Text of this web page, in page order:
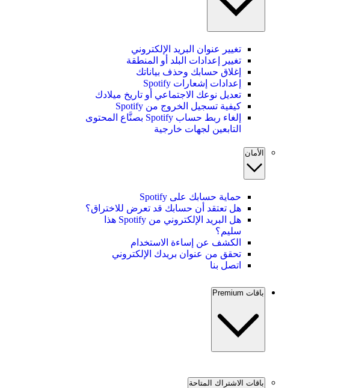
تغيير عنوان البريد الإلكتروني
تغيير إعدادات البلد أو المنطقة
إغلاق حسابك وحذف بياناتك
إعدادات إشعارات Spotify
تعديل نوعك الاجتماعي أو تاريخ ميلادك
كيفية تسجيل الخروج من Spotify
إلغاء ربط حساب Spotify بصنَّاع المحتوى
التابعين لجهات خارجية
الأمان
حماية حسابك على Spotify
هل تعتقد أن حسابك قد تعرض للاختراق؟
هل البريد الإلكتروني من Spotify هذا
سليم؟
الكشف عن إساءة الاستخدام
تحقق من عنوان بريدك الإلكتروني
اتصل بنا
باقات Premium
باقات الاشتراك المتاحة